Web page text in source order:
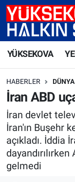
YÜKSEKOVA
HABERLER DÜNYA
İran ABD
İran devlet
İran'ın Buşehr
açıkladı. İddia
gelmedi
Yüksekova
Süper Lig
Tüm
Son Dakika